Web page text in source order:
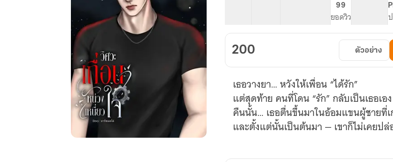
ใจ
99
ยอดวิว
200 ตัวอย่าง
เธอวางยา… หวังให้เพื่อน “ได้รัก”
แต่สุดท้าย คนที่โดน “รัก” กลับเป็นเธอเอง
คืนนั้น… เธอตื่นขึ้นมาในอ้อมแขนผู้ชายที่เ
และตั้งแต่นั้นเป็นต้นมา — เขาก็ไม่เคยปล่